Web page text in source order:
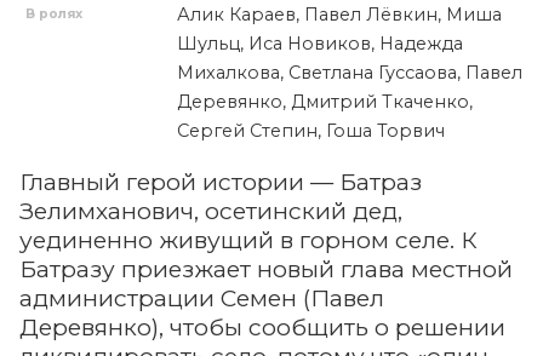
В ролях
Алик Караев, Павел Лёвкин, Миша
Шульц, Иса Новиков, Надежда
Михалкова, Светлана Гуссаова, Павел
Деревянко, Дмитрий Ткаченко,
Сергей Степин, Гоша Торвич
Главный герой истории — Батраз
Зелимханович, осетинский дед,
уединенно живущий в горном селе. К
Батразу приезжает новый глава местной
администрации Семен (Павел
Деревянко), чтобы сообщить о решении